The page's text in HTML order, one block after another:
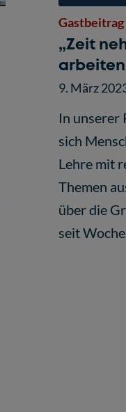
Gastbeitrag
„Zeit
9. März
In unserer
sich
Lehre mit
Themen
über die
seit